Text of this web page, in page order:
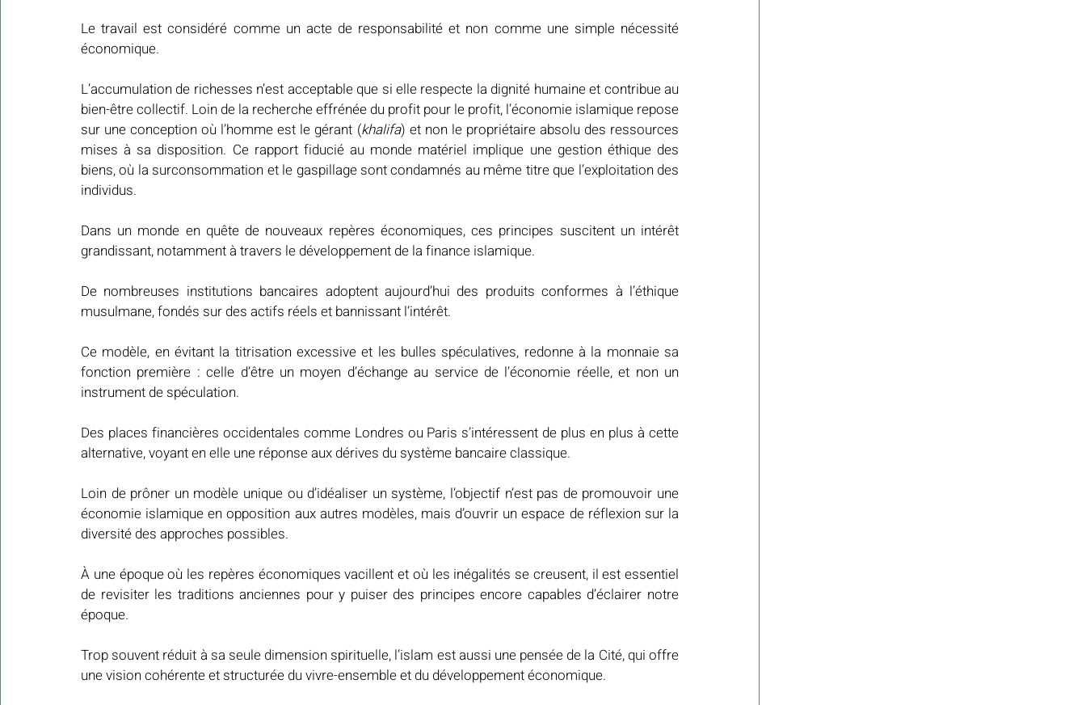
Le travail est considéré comme un acte de responsabilité et non comme une simple nécessité
économique.
L’accumulation de richesses n’est acceptable que si elle respecte la dignité humaine et contribue au
bien-être collectif. Loin de la recherche effrénée du profit pour le profit, l’économie islamique repose
sur une conception où l’homme est le gérant (khalifa) et non le propriétaire absolu des ressources
mises à sa disposition. Ce rapport fiducié au monde matériel implique une gestion éthique des
biens, où la surconsommation et le gaspillage sont condamnés au même titre que l’exploitation des
individus.
Dans un monde en quête de nouveaux repères économiques, ces principes suscitent un intérêt
grandissant, notamment à travers le développement de la finance islamique.
De nombreuses institutions bancaires adoptent aujourd’hui des produits conformes à l’éthique
musulmane, fondés sur des actifs réels et bannissant l’intérêt.
Ce modèle, en évitant la titrisation excessive et les bulles spéculatives, redonne à la monnaie sa
fonction première : celle d’être un moyen d’échange au service de l’économie réelle, et non un
instrument de spéculation.
Des places financières occidentales comme Londres ou Paris s’intéressent de plus en plus à cette
alternative, voyant en elle une réponse aux dérives du système bancaire classique.
Loin de prôner un modèle unique ou d’idéaliser un système, l’objectif n’est pas de promouvoir une
économie islamique en opposition aux autres modèles, mais d’ouvrir un espace de réflexion sur la
diversité des approches possibles.
À une époque où les repères économiques vacillent et où les inégalités se creusent, il est essentiel
de revisiter les traditions anciennes pour y puiser des principes encore capables d’éclairer notre
époque.
Trop souvent réduit à sa seule dimension spirituelle, l’islam est aussi une pensée de la Cité, qui offre
une vision cohérente et structurée du vivre-ensemble et du développement économique.